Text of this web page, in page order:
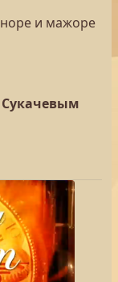
и мажоре
Сукачевым